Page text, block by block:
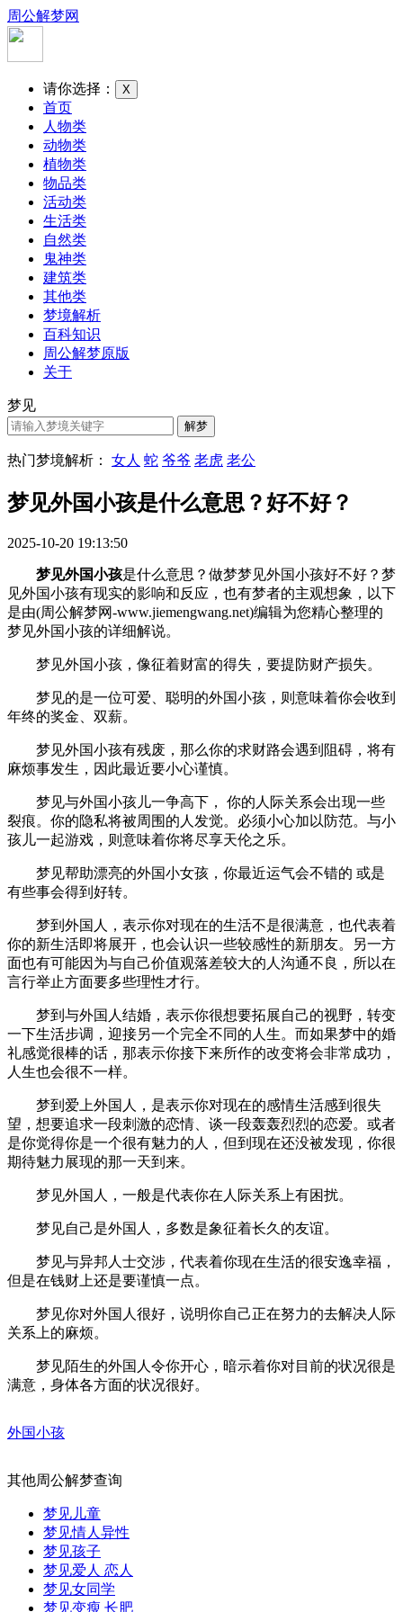
周公解梦网
请你选择： X
首页
人物类
动物类
植物类
物品类
活动类
生活类
自然类
鬼神类
建筑类
其他类
梦境解析
百科知识
周公解梦原版
关于
梦见
热门梦境解析： 女人 蛇 爷爷 老虎 老公
梦见外国小孩是什么意思？好不好？
2025-10-20 19:13:50
梦见外国小孩是什么意思？做梦梦见外国小孩好不好？梦
见外国小孩有现实的影响和反应，也有梦者的主观想象，以下
是由(周公解梦网-www.jiemengwang.net)编辑为您精心整理的
梦见外国小孩的详细解说。
梦见外国小孩，像征着财富的得失，要提防财产损失。
梦见的是一位可爱、聪明的外国小孩，则意味着你会收到
年终的奖金、双薪。
梦见外国小孩有残废，那么你的求财路会遇到阻碍，将有
麻烦事发生，因此最近要小心谨慎。
梦见与外国小孩儿一争高下， 你的人际关系会出现一些
裂痕。你的隐私将被周围的人发觉。必须小心加以防范。与小
孩儿一起游戏，则意味着你将尽享天伦之乐。
梦见帮助漂亮的外国小女孩，你最近运气会不错的 或是
有些事会得到好转。
梦到外国人，表示你对现在的生活不是很满意，也代表着
你的新生活即将展开，也会认识一些较感性的新朋友。另一方
面也有可能因为与自己价值观落差较大的人沟通不良，所以在
言行举止方面要多些理性才行。
梦到与外国人结婚，表示你很想要拓展自己的视野，转变
一下生活步调，迎接另一个完全不同的人生。而如果梦中的婚
礼感觉很棒的话，那表示你接下来所作的改变将会非常成功，
人生也会很不一样。
梦到爱上外国人，是表示你对现在的感情生活感到很失
望，想要追求一段刺激的恋情、谈一段轰轰烈烈的恋爱。或者
是你觉得你是一个很有魅力的人，但到现在还没被发现，你很
期待魅力展现的那一天到来。
梦见外国人，一般是代表你在人际关系上有困扰。
梦见自己是外国人，多数是象征着长久的友谊。
梦见与异邦人士交涉，代表着你现在生活的很安逸幸福，
但是在钱财上还是要谨慎一点。
梦见你对外国人很好，说明你自己正在努力的去解决人际
关系上的麻烦。
梦见陌生的外国人令你开心，暗示着你对目前的状况很是
满意，身体各方面的状况很好。
外国小孩
其他周公解梦查询
梦见儿童
梦见情人异性
梦见孩子
梦见爱人 恋人
梦见女同学
梦见变瘦 长肥